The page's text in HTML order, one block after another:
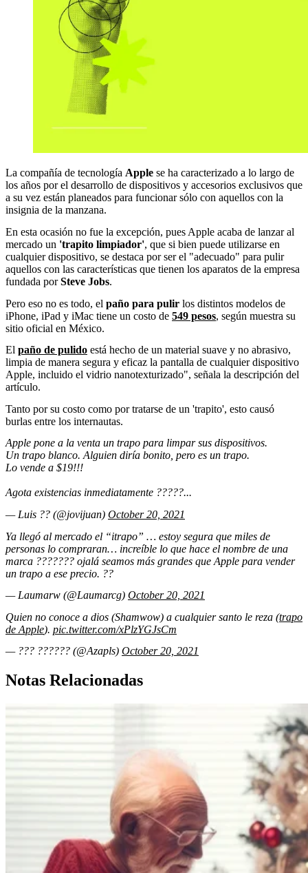
La compañía de tecnología Apple se ha caracterizado a lo largo de
los años por el desarrollo de dispositivos y accesorios exclusivos que
a su vez están planeados para funcionar sólo con aquellos con la
insignia de la manzana.
En esta ocasión no fue la excepción, pues Apple acaba de lanzar al
mercado un 'trapito limpiador', que si bien puede utilizarse en
cualquier dispositivo, se destaca por ser el "adecuado" para pulir
aquellos con las características que tienen los aparatos de la empresa
fundada porSteve Jobs.
Pero eso no es todo, el paño para pulir los distintos modelos de
iPhone, iPad y iMac tiene un costo de 549 pesos, según muestra su
sitio oficial en México.
El paño de pulido está hecho de un material suave y no abrasivo,
limpia de manera segura y eficaz la pantalla de cualquier dispositivo
Apple, incluido el vidrio nanotexturizado", señala la descripción del
artículo.
Tanto por su costo como por tratarse de un 'trapito', esto causó
burlas entre los internautas.
Apple pone a la venta un trapo para limpar sus dispositivos.
Un trapo blanco. Alguien diría bonito, pero es un trapo.
Lo vende a $19!!!
Agota existencias inmediatamente ?????...
— Luis ?? (@jovijuan) October 20, 2021
Ya llegó al mercado el “itrapo” … estoy segura que miles de
personas lo compraran… increíble lo que hace el nombre de una
marca ??????? ojalá seamos más grandes que Apple para vender
un trapo a ese precio. ??
— Laumarw (@Laumarcg) October 20, 2021
Quien no conoce a dios (Shamwow) a cualquier santo le reza (trapo
de Apple). pic.twitter.com/xPlzYGJsCm
— ??? ?????? (@Azapls) October 20, 2021
Notas Relacionadas